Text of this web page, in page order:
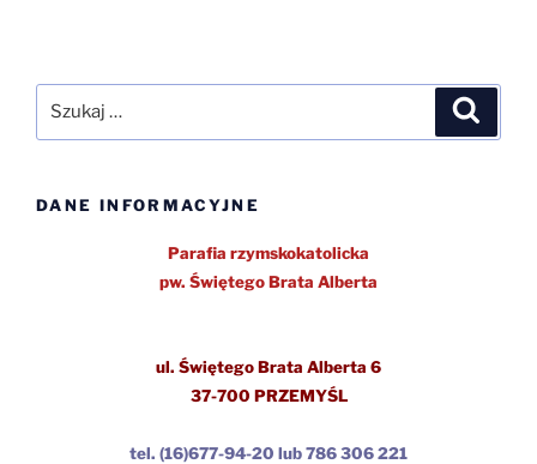
DANE INFORMACYJNE
Parafia rzymskokatolicka
pw. Świętego Brata Alberta
ul. Świętego Brata Alberta 6
37-700 PRZEMYŚL
tel. (16)677-94-20 lub 786 306 221